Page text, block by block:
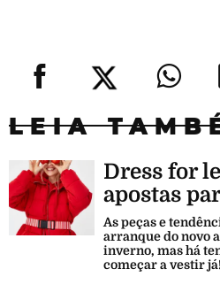
LEIA
Dress for
apostas
As peças e
arranque do novo
inverno, mas há
começar a vestir já!